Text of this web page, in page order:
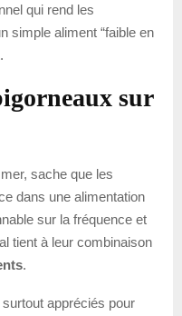
qui rend les
simple aliment “faible en
sur
sache que les
dans une alimentation
sur la fréquence et
tient à leur combinaison
.
appréciés pour